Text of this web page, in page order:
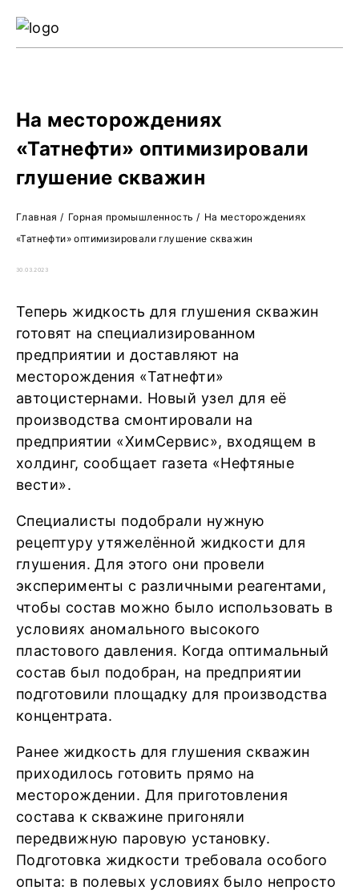
На месторождениях
«Татнефти» оптимизировали
глушение скважин
Главная / Горная промышленность / На месторождениях
«Татнефти» оптимизировали глушение скважин
30.03.2023
Теперь жидкость для глушения скважин
готовят на специализированном
предприятии и доставляют на
месторождения «Татнефти»
автоцистернами. Новый узел для её
производства смонтировали на
предприятии «ХимСервис», входящем в
холдинг, сообщает газета «Нефтяные
вести».
Специалисты подобрали нужную
рецептуру утяжелённой жидкости для
глушения. Для этого они провели
эксперименты с различными реагентами,
чтобы состав можно было использовать в
условиях аномального высокого
пластового давления. Когда оптимальный
состав был подобран, на предприятии
подготовили площадку для производства
концентрата.
Ранее жидкость для глушения скважин
приходилось готовить прямо на
месторождении. Для приготовления
состава к скважине пригоняли
передвижную паровую установку.
Подготовка жидкости требовала особого
опыта: в полевых условиях было непросто